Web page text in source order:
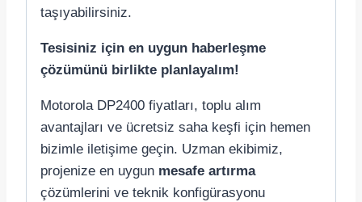
taşıyabilirsiniz.
Tesisiniz için en uygun haberleşme
çözümünü birlikte planlayalım!
Motorola DP2400 fiyatları, toplu alım
avantajları ve ücretsiz saha keşfi için hemen
bizimle iletişime geçin. Uzman ekibimiz,
projenize en uygun mesafe artırma
çözümlerini ve teknik konfigürasyonu